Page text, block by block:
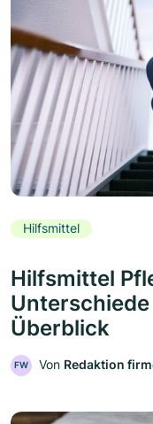
Hilfsmittel
Hilfsmittel
Überblick
FW Von Redaktion